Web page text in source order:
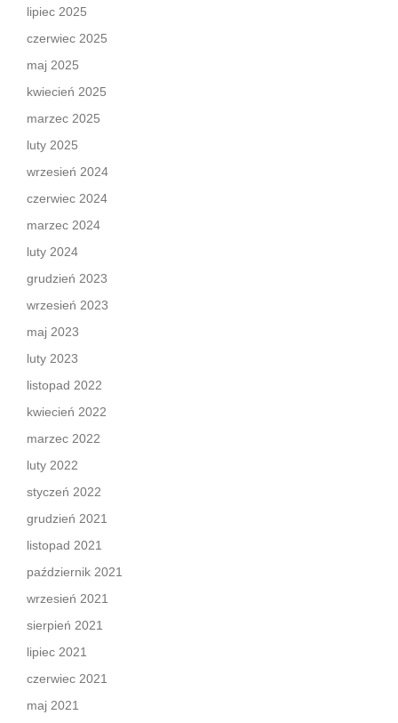
lipiec 2025
czerwiec 2025
maj 2025
kwiecień 2025
marzec 2025
luty 2025
wrzesień 2024
czerwiec 2024
marzec 2024
luty 2024
grudzień 2023
wrzesień 2023
maj 2023
luty 2023
listopad 2022
kwiecień 2022
marzec 2022
luty 2022
styczeń 2022
grudzień 2021
listopad 2021
październik 2021
wrzesień 2021
sierpień 2021
lipiec 2021
czerwiec 2021
maj 2021